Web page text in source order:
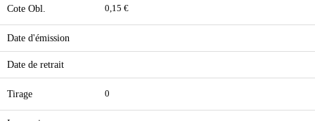
Cote Obl. 0,15 €
Date d'émission
Date de retrait
Tirage 0